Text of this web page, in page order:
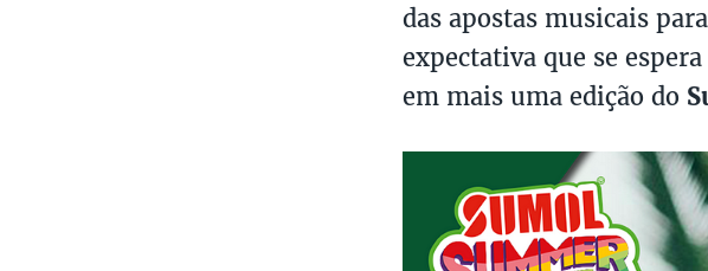
das apostas musicais
expectativa que se
em mais uma edição do